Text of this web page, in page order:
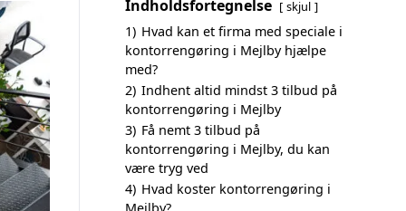
Indholdsfortegnelse skjul
1) Hvad kan et firma med speciale i
kontorrengøring i Mejlby hjælpe
med?
2) Indhent altid mindst 3 tilbud på
kontorrengøring i Mejlby
3) Få nemt 3 tilbud på
kontorrengøring i Mejlby, du kan
være tryg ved
4) Hvad koster kontorrengøring i